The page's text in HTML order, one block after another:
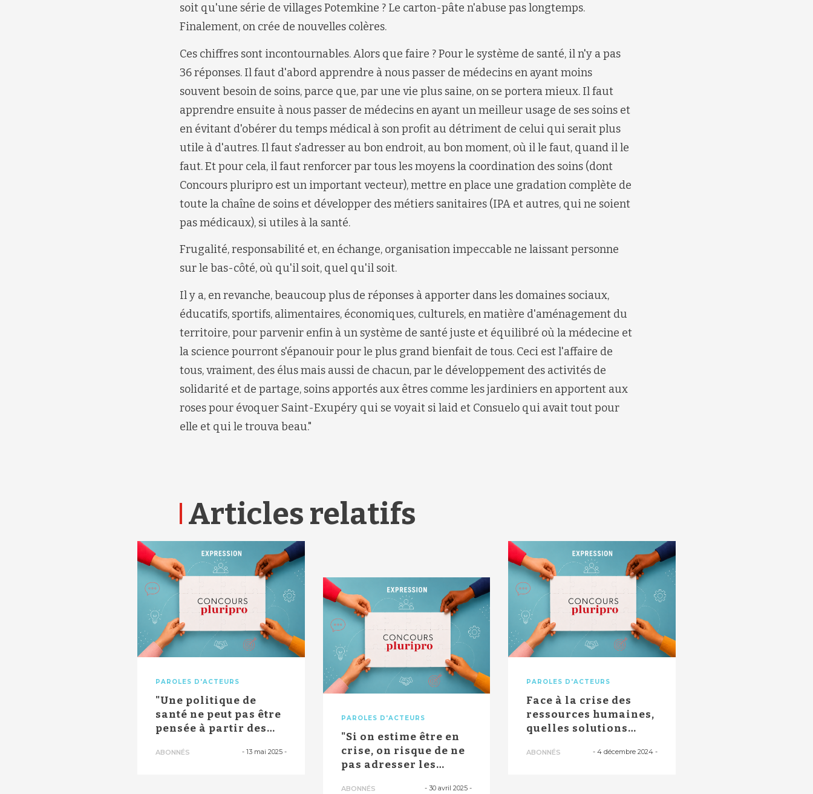
soit qu'une série de villages Potemkine ? Le carton-pâte n'abuse pas longtemps.
Finalement, on crée de nouvelles colères.
Ces chiffres sont incontournables. Alors que faire ? Pour le système de santé, il n'y a pas
36 réponses. Il faut d'abord apprendre à nous passer de médecins en ayant moins
souvent besoin de soins, parce que, par une vie plus saine, on se portera mieux. Il faut
apprendre ensuite à nous passer de médecins en ayant un meilleur usage de ses soins et
en évitant d'obérer du temps médical à son profit au détriment de celui qui serait plus
utile à d'autres. Il faut s'adresser au bon endroit, au bon moment, où il le faut, quand il le
faut. Et pour cela, il faut renforcer par tous les moyens la coordination des soins (dont
Concours pluripro est un important vecteur), mettre en place une gradation complète de
toute la chaîne de soins et développer des métiers sanitaires (IPA et autres, qui ne soient
pas médicaux), si utiles à la santé.
Frugalité, responsabilité et, en échange, organisation impeccable ne laissant personne
sur le bas-côté, où qu'il soit, quel qu'il soit.
Il y a, en revanche, beaucoup plus de réponses à apporter dans les domaines sociaux,
éducatifs, sportifs, alimentaires, économiques, culturels, en matière d'aménagement du
territoire, pour parvenir enfin à un système de santé juste et équilibré où la médecine et
la science pourront s'épanouir pour le plus grand bienfait de tous. Ceci est l'affaire de
tous, vraiment, des élus mais aussi de chacun, par le développement des activités de
solidarité et de partage, soins apportés aux êtres comme les jardiniers en apportent aux
roses pour évoquer Saint-Exupéry qui se voyait si laid et Consuelo qui avait tout pour
elle et qui le trouva beau."
Articles relatifs
PAROLES D'ACTEURS
"Une politique de
santé ne peut pas être
pensée à partir des
ABONNÉS - 13 mai 2025-
PAROLES D'ACTEURS
"Si on estime être en
crise, on risque de ne
pas adresser les
ABONNÉS -30 avril 2025 -
PAROLES D'ACTEURS
Face à la crise des
ressources humaines,
quelles solutions
ABONNÉS - 4 décembre 2024 -